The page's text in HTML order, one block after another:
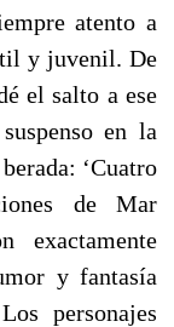
atento a
y juvenil. De
el salto a ese
en la
‘Cuatro
de Mar
y fantasía
personajes